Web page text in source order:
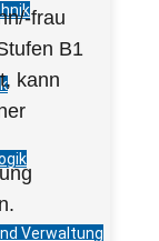
Verwaltung
frau
B1
kann